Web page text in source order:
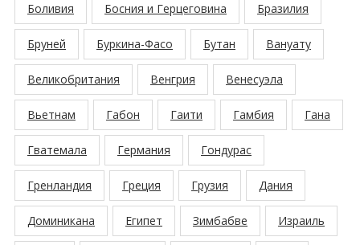
Боливия Босния и Герцеговина Бразилия
Бруней Буркина-Фасо Бутан Вануату
Великобритания Венгрия Венесуэла
Вьетнам Габон Гаити Гамбия Гана
Гватемала Германия Гондурас
Гренландия Греция Грузия Дания
Доминикана Египет Зимбабве Израиль